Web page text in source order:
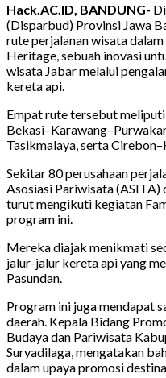
Hack.AC.ID, BANDUNG-
(Disparbud) Provinsi Jawa
rute perjalanan wisata
Heritage, sebuah inovasi
wisata Jabar melalui
kereta api.
Empat rute tersebut
Tasikmalaya, serta
Sekitar 80 perusahaan
Asosiasi Pariwisata (ASITA)
turut mengikuti kegiatan
program ini.
Mereka diajak menikmati
jalur-jalur kereta api yang
Pasundan.
Program ini juga mendapat
daerah. Kepala Bidang
Budaya dan Pariwisata
Suryadilaga, mengatakan
dalam upaya promosi